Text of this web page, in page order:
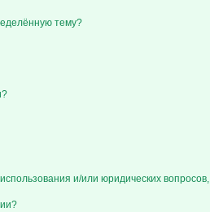
тему?
и/или юридических вопросов,